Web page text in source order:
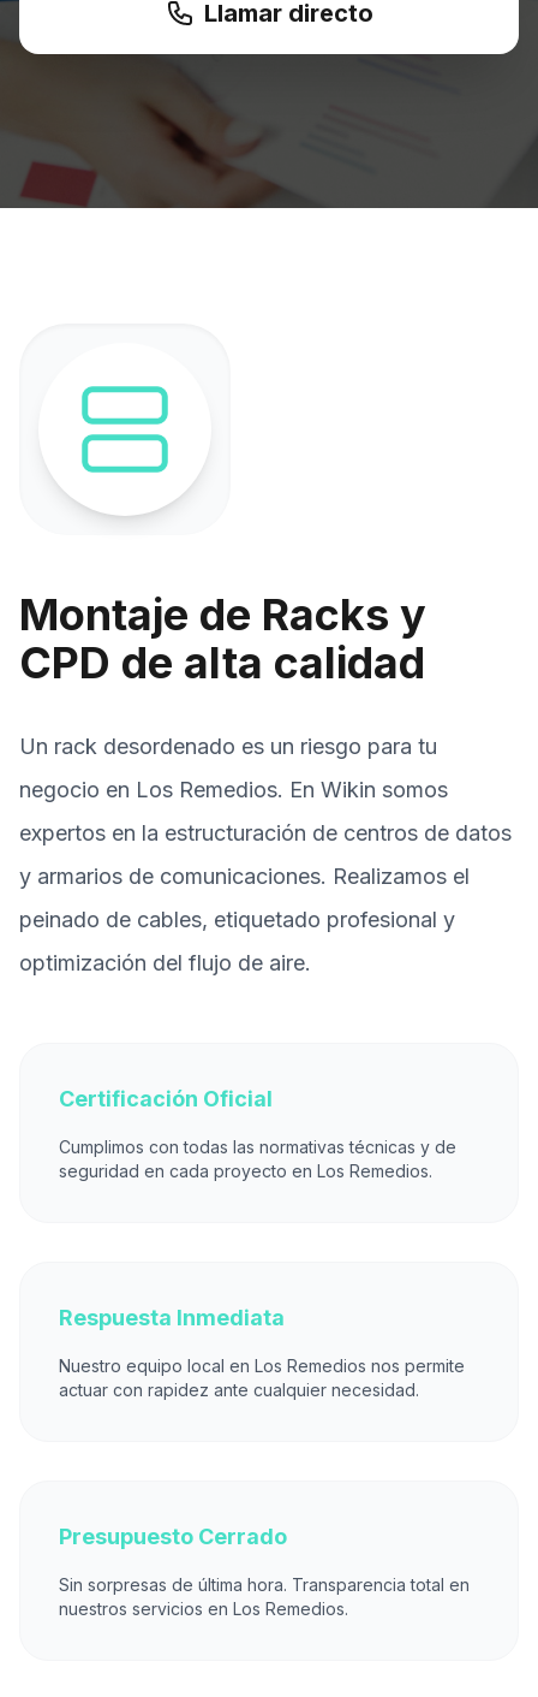
Llamar directo
Montaje de Racks y
CPD de alta calidad
Un rack desordenado es un riesgo para tu
negocio en Los Remedios. En Wikin somos
expertos en la estructuración de centros de datos
y armarios de comunicaciones. Realizamos el
peinado de cables, etiquetado profesional y
optimización del flujo de aire.
Certificación Oficial
Cumplimos con todas las normativas técnicas y de
seguridad en cada proyecto en Los Remedios.
Respuesta Inmediata
Nuestro equipo local en Los Remedios nos permite
actuar con rapidez ante cualquier necesidad.
Presupuesto Cerrado
Sin sorpresas de última hora. Transparencia total en
nuestros servicios en Los Remedios.